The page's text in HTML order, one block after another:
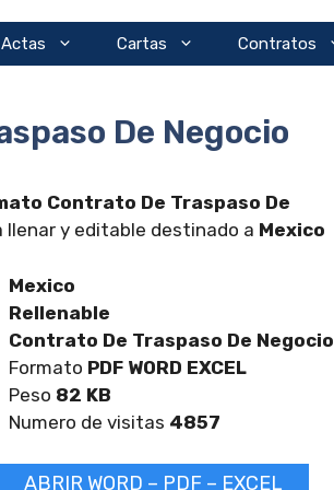
Actas Cartas Contratos
De Negocio
Contrato De Traspaso De
llenar y editable destinado a Mexico
Mexico
Rellenable
Contrato De Traspaso De Negocio
Formato PDF WORD EXCEL
Peso 82 KB
Numero de visitas 4857
ABRIR WORD – PDF – EXCEL